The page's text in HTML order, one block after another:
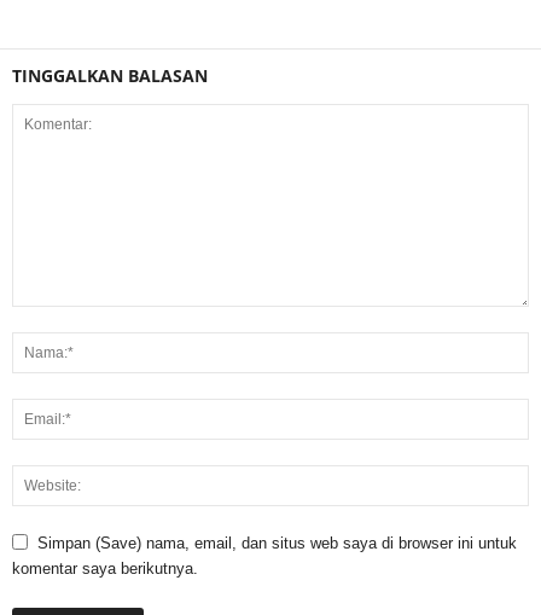
TINGGALKAN BALASAN
Simpan (Save) nama, email, dan situs web saya di browser ini untuk
komentar saya berikutnya.